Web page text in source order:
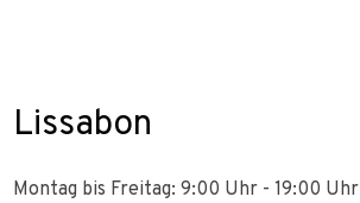
Lissabon
Montag bis Freitag: 9:00 Uhr - 19:00 Uhr